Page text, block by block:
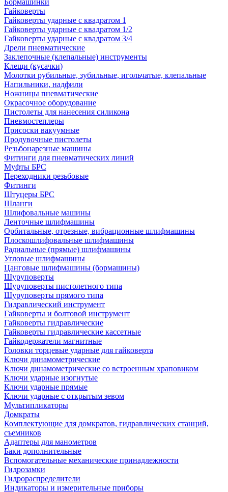
Бормашинки
Гайковерты
Гайковерты ударные с квадратом 1
Гайковерты ударные с квадратом 1/2
Гайковерты ударные с квадратом 3/4
Дрели пневматические
Заклепочные (клепальные) инструменты
Клещи (кусачки)
Молотки рубильные, зубильные, игольчатые, клепальные
Напильники, надфили
Ножницы пневматические
Окрасочное оборудование
Пистолеты для нанесения силикона
Пневмостеплеры
Присоски вакуумные
Продувочные пистолеты
Резьбонарезные машины
Фитинги для пневматических линий
Муфты БРС
Переходники резьбовые
Фитинги
Штуцеры БРС
Шланги
Шлифовальные машины
Ленточные шлифмашины
Орбитальные, отрезные, вибрационные шлифмашины
Плоскошлифовальные шлифмашины
Радиальные (прямые) шлифмашины
Угловые шлифмашины
Цанговые шлифмашины (бормашины)
Шуруповерты
Шуруповерты пистолетного типа
Шуруповерты прямого типа
Гидравлический инструмент
Гайковерты и болтовой инструмент
Гайковерты гидравлические
Гайковерты гидравлические кассетные
Гайкодержатели магнитные
Головки торцевые ударные для гайковерта
Ключи динамометрические
Ключи динамометрические со встроенным храповиком
Ключи ударные изогнутые
Ключи ударные прямые
Ключи ударные с открытым зевом
Мультипликаторы
Домкраты
Комплектующие для домкратов, гидравлических станций,
съемников
Адаптеры для манометров
Баки дополнительные
Вспомогательные механические принадлежности
Гидрозамки
Гидрораспределители
Индикаторы и измерительные приборы